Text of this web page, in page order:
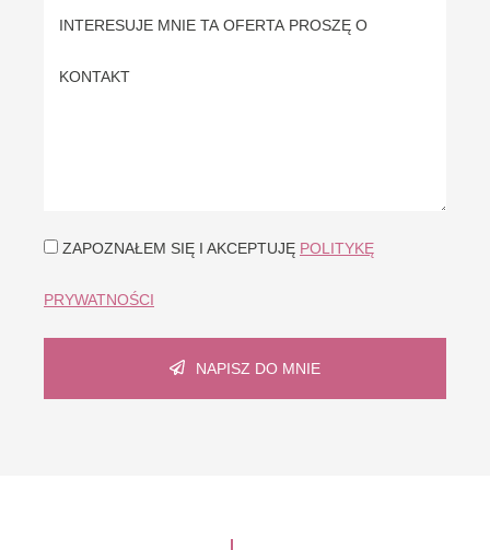
ZAPOZNAŁEM SIĘ I AKCEPTUJĘ POLITYKĘ
PRYWATNOŚCI
NAPISZ DO MNIE